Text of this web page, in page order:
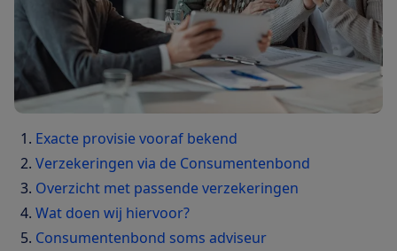
Exacte provisie vooraf bekend
Verzekeringen via de Consumentenbond
Overzicht met passende verzekeringen
Wat doen wij hiervoor?
Consumentenbond soms adviseur